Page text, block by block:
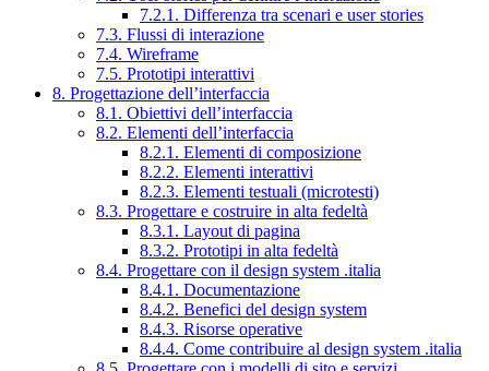
7.2.1. Differenza tra scenari e user stories
7.3. Flussi di interazione
7.4. Wireframe
7.5. Prototipi interattivi
8. Progettazione dell’interfaccia
8.1. Obiettivi dell’interfaccia
8.2. Elementi dell’interfaccia
8.2.1. Elementi di composizione
8.2.2. Elementi interattivi
8.2.3. Elementi testuali (microtesti)
8.3. Progettare e costruire in alta fedeltà
8.3.1. Layout di pagina
8.3.2. Prototipi in alta fedeltà
8.4. Progettare con il design system .italia
8.4.1. Documentazione
8.4.2. Benefici del design system
8.4.3. Risorse operative
8.4.4. Come contribuire al design system .italia